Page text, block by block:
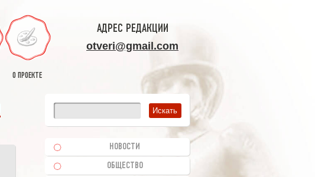
О ПРОЕКТЕ
АДРЕС РЕДАКЦИИ
otveri@gmail.com
НОВОСТИ
ОБЩЕСТВО